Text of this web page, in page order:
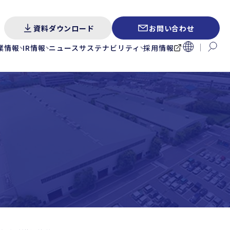
情報 IR情報 ニュースサステナビリティ 採用情報
資料ダウンロード お問い合わせ